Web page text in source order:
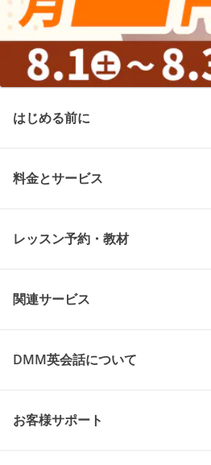
はじめる前に
料金とサービス
レッスン予約・教材
関連サービス
DMM英会話について
お客様サポート